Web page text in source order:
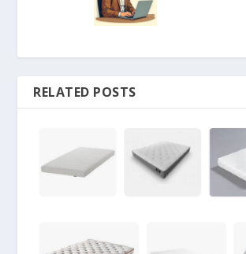
RELATED POSTS